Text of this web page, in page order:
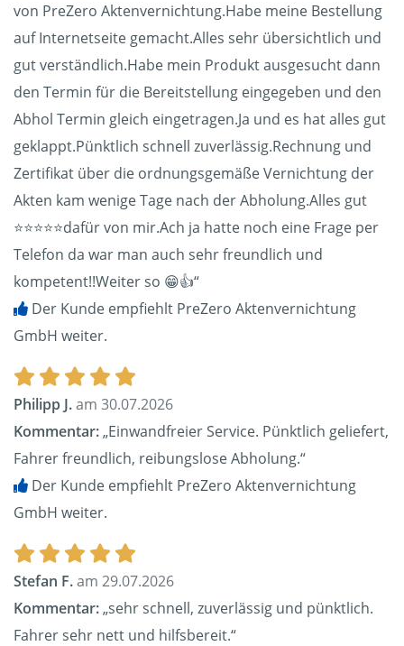
von PreZero Aktenvernichtung.Habe meine Bestellung
auf Internetseite gemacht.Alles sehr übersichtlich und
gut verständlich.Habe mein Produkt ausgesucht dann
den Termin für die Bereitstellung eingegeben und den
Abhol Termin gleich eingetragen.Ja und es hat alles gut
geklappt.Pünktlich schnell zuverlässig.Rechnung und
Zertifikat über die ordnungsgemäße Vernichtung der
Akten kam wenige Tage nach der Abholung.Alles gut
⭐️⭐️⭐️⭐️⭐️dafür von mir.Ach ja hatte noch eine Frage per
Telefon da war man auch sehr freundlich und
kompetent!!Weiter so 😁👍“
Der Kunde empfiehlt PreZero Aktenvernichtung
GmbH weiter.
Philipp J.am 30.07.2026
Kommentar:„Einwandfreier Service. Pünktlich geliefert,
Fahrer freundlich, reibungslose Abholung.“
Der Kunde empfiehlt PreZero Aktenvernichtung
GmbH weiter.
Stefan F.am 29.07.2026
Kommentar:„sehr schnell, zuverlässig und pünktlich.
Fahrer sehr nett und hilfsbereit.“